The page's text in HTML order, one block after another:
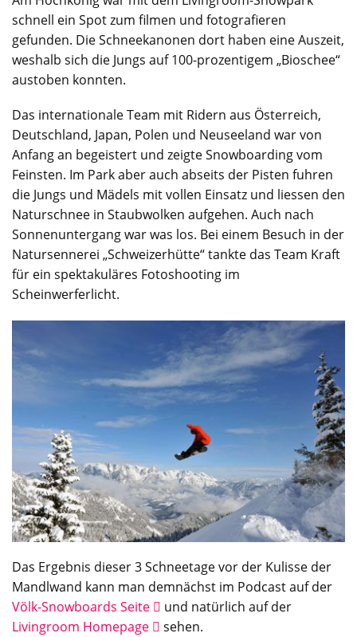
schnell ein Spot zum filmen und fotografieren
gefunden. Die Schneekanonen dort haben eine Auszeit,
weshalb sich die Jungs auf 100-prozentigem „Bioschee“
austoben konnten.
Das internationale Team mit Ridern aus Österreich,
Deutschland, Japan, Polen und Neuseeland war von
Anfang an begeistert und zeigte Snowboarding vom
Feinsten. Im Park aber auch abseits der Pisten fuhren
die Jungs und Mädels mit vollen Einsatz und liessen den
Naturschnee in Staubwolken aufgehen. Auch nach
Sonnenuntergang war was los. Bei einem Besuch in der
Natursennerei „Schweizerhütte“ tankte das Team Kraft
für ein spektakuläres Fotoshooting im
Scheinwerferlicht.
Das Ergebnis dieser 3 Schneetage vor der Kulisse der
Mandlwand kann man demnächst im Podcast auf der
Völk-Snowboards Seite
und natürlich auf der
Livingroom Homepage
sehen.